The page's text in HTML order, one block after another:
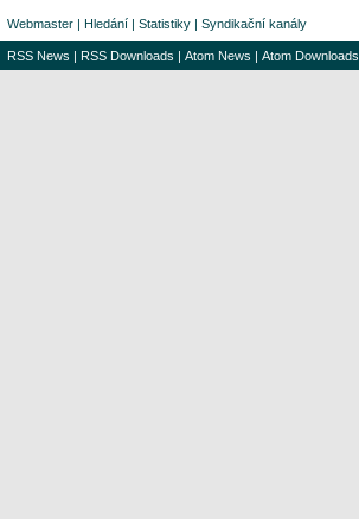
Webmaster | Hledání | Statistiky | Syndikační kanály
RSS News | RSS Downloads | Atom News | Atom Downloads